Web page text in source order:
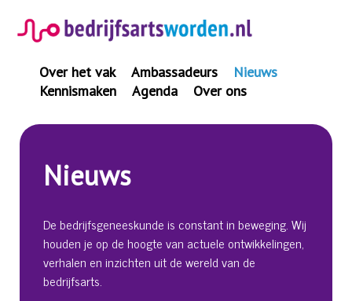
naar
inhoud
Over het vak Ambassadeurs
Nieuws
Kennismaken
Agenda Over ons
Nieuws
De bedrijfsgeneeskunde is constant in beweging. Wij
houden je op de hoogte van actuele ontwikkelingen,
verhalen en inzichten uit de wereld van de
bedrijfsarts.